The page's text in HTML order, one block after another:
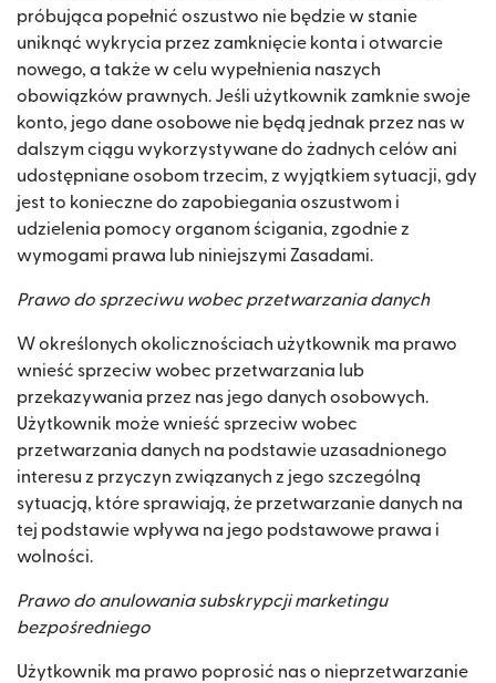
próbująca popełnić oszustwo nie będzie w stanie
uniknąć wykrycia przez zamknięcie konta i otwarcie
nowego, a także w celu wypełnienia naszych
obowiązków prawnych. Jeśli użytkownik zamknie swoje
konto, jego dane osobowe nie będą jednak przez nas w
dalszym ciągu wykorzystywane do żadnych celów ani
udostępniane osobom trzecim, z wyjątkiem sytuacji, gdy
jest to konieczne do zapobiegania oszustwom i
udzielenia pomocy organom ścigania, zgodnie z
wymogami prawa lub niniejszymi Zasadami.
Prawo do sprzeciwu wobec przetwarzania danych
W określonych okolicznościach użytkownik ma prawo
wnieść sprzeciw wobec przetwarzania lub
przekazywania przez nas jego danych osobowych.
Użytkownik może wnieść sprzeciw wobec
przetwarzania danych na podstawie uzasadnionego
interesu z przyczyn związanych z jego szczególną
sytuacją, które sprawiają, że przetwarzanie danych na
tej podstawie wpływa na jego podstawowe prawa i
wolności.
Prawo do anulowania subskrypcji marketingu
bezpośredniego
Użytkownik ma prawo poprosić nas o nieprzetwarzanie